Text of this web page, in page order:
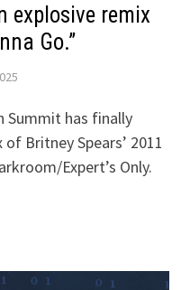
explosive remix
Go.”
Summit has finally
Britney Spears’ 2011
Expert’s Only.